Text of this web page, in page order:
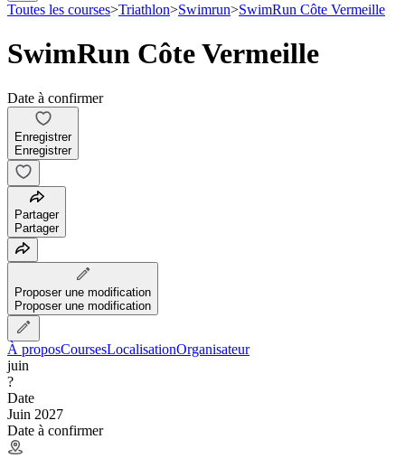
Toutes les courses>Triathlon>Swimrun>SwimRun Côte Vermeille
SwimRun Côte Vermeille
Date à confirmer
Enregistrer
Enregistrer
Partager
Partager
Proposer une modification
Proposer une modification
À proposCoursesLocalisationOrganisateur
juin
?
Date
Juin 2027
Date à confirmer